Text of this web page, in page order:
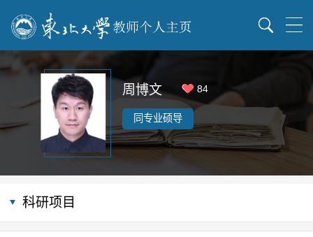
周博文 84
同专业硕导
科研项目